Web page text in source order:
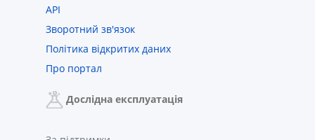
API
Зворотний зв'язок
Політика відкритих даних
Про портал
Дослідна експлуатація